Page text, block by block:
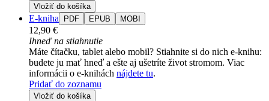
Vložiť do košíka
E-kniha PDF EPUB MOBI
12,90 €
Ihneď na stiahnutie
Máte čítačku, tablet alebo mobil? Stiahnite si do nich e-knihu:
budete ju mať hneď a ešte aj ušetríte život stromom. Viac
informácii o e-knihách nájdete tu.
Pridať do zoznamu
Vložiť do košíka